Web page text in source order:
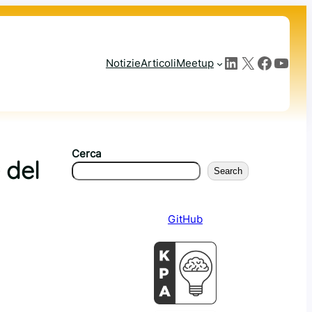
NotizieArticoliMeetup LinkedIn X Facebook YouTube
Cerca
Search
GitHub